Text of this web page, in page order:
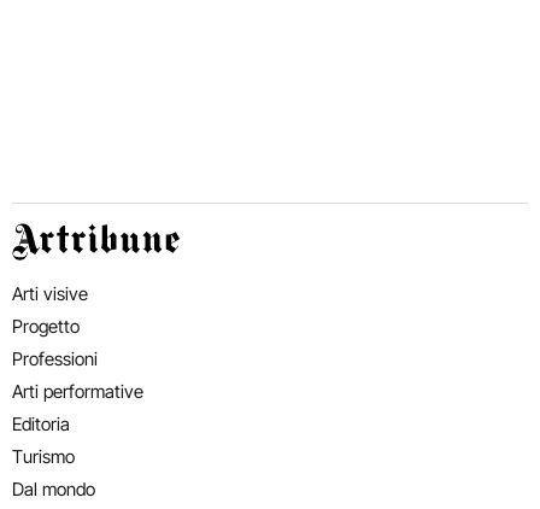
Artribune
Arti visive
Progetto
Professioni
Arti performative
Editoria
Turismo
Dal mondo